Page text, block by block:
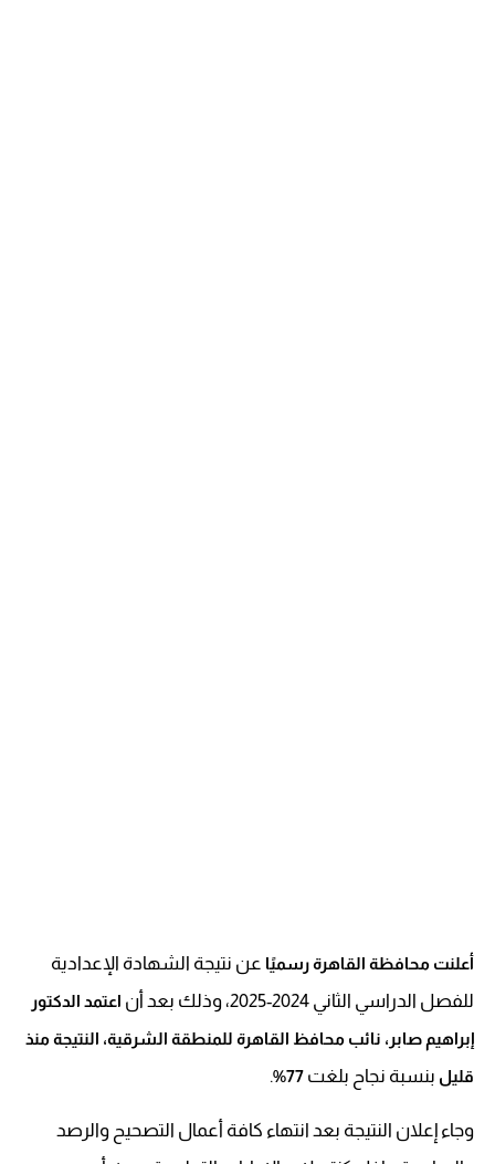
أعلنت محافظة القاهرة رسميًا عن نتيجة الشهادة الإعدادية
للفصل الدراسي الثاني 2024-2025، وذلك بعد أن
اعتمد الدكتور
إبراهيم صابر، نائب محافظ القاهرة للمنطقة الشرقية، النتيجة منذ
قليل بنسبة نجاح بلغت 77%
.
وجاء إعلان النتيجة بعد انتهاء كافة أعمال التصحيح والرصد